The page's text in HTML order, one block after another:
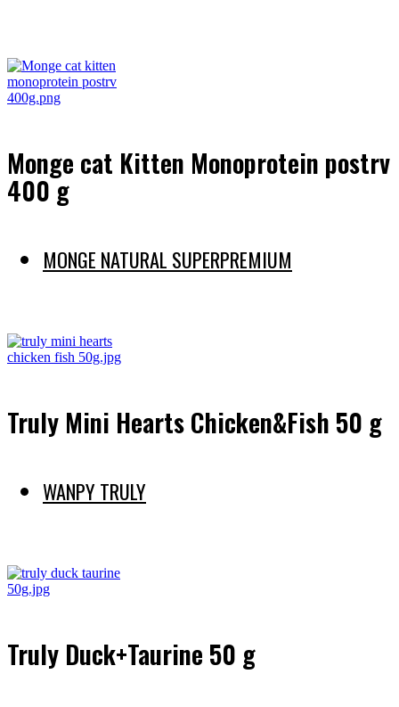
Monge cat Kitten Monoprotein postrv
400 g
MONGE NATURAL SUPERPREMIUM
Truly Mini Hearts Chicken&Fish 50 g
WANPY TRULY
Truly Duck+Taurine 50 g